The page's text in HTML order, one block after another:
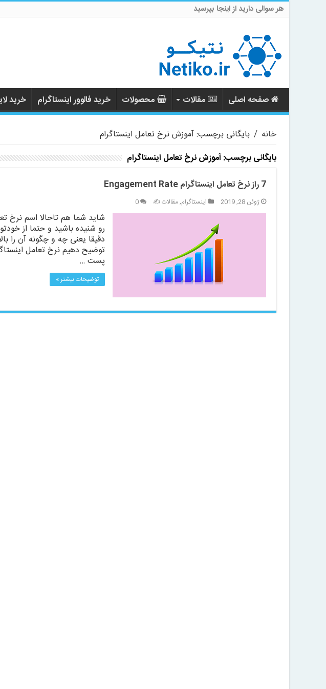
هر سوالی دارید از اینجا بپرسید
صفحه اصلی مقالات محصولات خرید فالوور اینستاگرام خرید
خانه / بایگانی برچسب: آموزش نرخ تعامل اینستاگرام
بایگانی برچسب:آموزش نرخ تعامل اینستاگرام
7 راز نرخ تعامل اینستاگرام Engagement Rate
ژوئن 28, 2019 اینستاگرام,مقالات ✍️ 0
رو شنیده باشید و حتما از
دقیقا یعنی چه و چگونه آن را
توضیح دهیم نرخ تعامل
پست …
توضیحات بیشتر »